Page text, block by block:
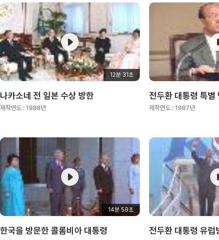
12분 31초
나카소네 전 일본 수상 방한
제작연도 : 1988년
전두환 대통령 특별
제작연도 : 1987년
14분 58초
한국을 방문한 콜롬비아 대통령 전두환 대통령 유럽